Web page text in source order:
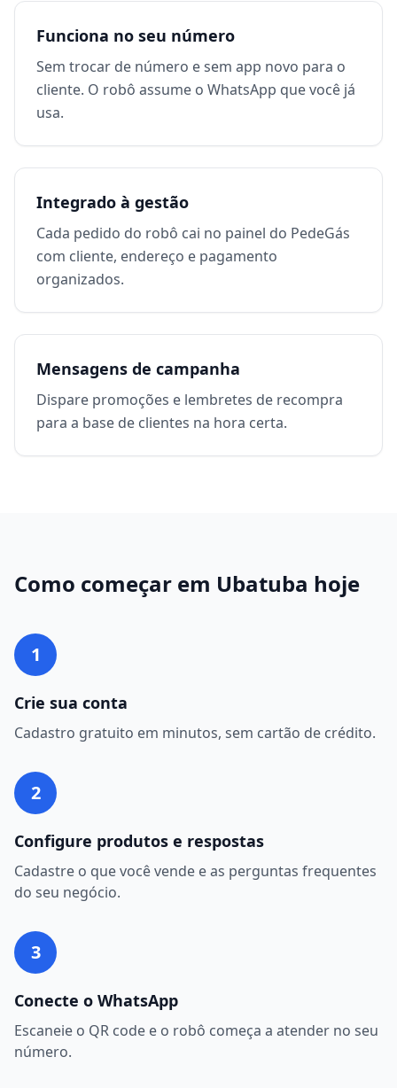
Funciona no seu número
Sem trocar de número e sem app novo para o
cliente. O robô assume o WhatsApp que você já
usa.
Integrado à gestão
Cada pedido do robô cai no painel do PedeGás
com cliente, endereço e pagamento
organizados.
Mensagens de campanha
Dispare promoções e lembretes de recompra
para a base de clientes na hora certa.
Como começar em Ubatuba hoje
1
Crie sua conta
Cadastro gratuito em minutos, sem cartão de crédito.
2
Configure produtos e respostas
Cadastre o que você vende e as perguntas frequentes
do seu negócio.
3
Conecte o WhatsApp
Escaneie o QR code e o robô começa a atender no seu
número.